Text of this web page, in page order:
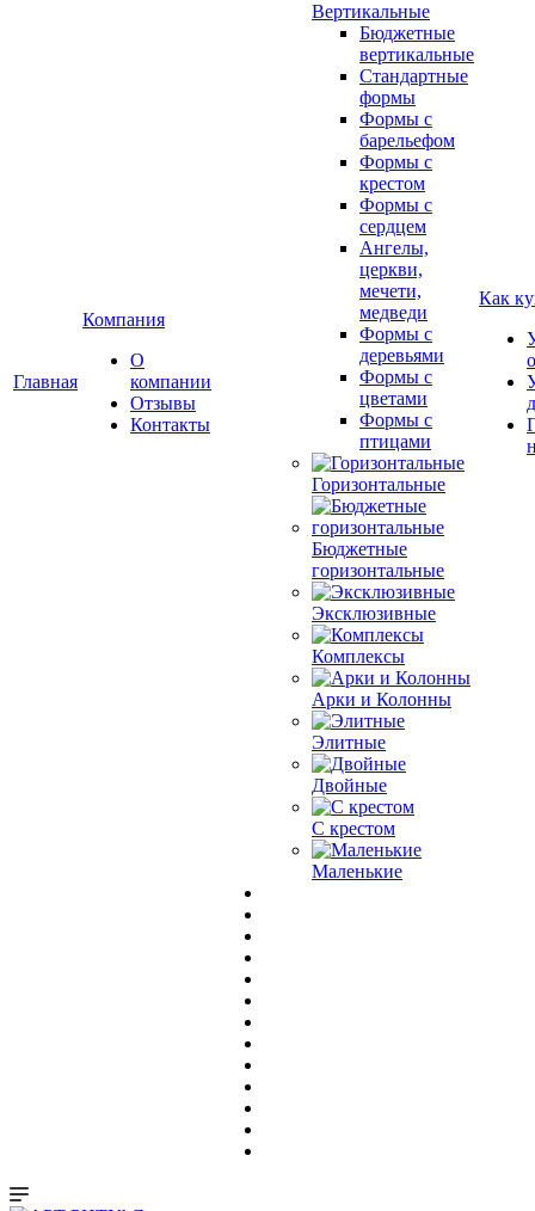
Главная
Компания
О
компании
Отзывы
Контакты
Вертикальные
Бюджетные
вертикальные
Стандартные
формы
Формы с
барельефом
Формы с
крестом
Формы с
сердцем
Ангелы,
церкви,
мечети,
медведи
Формы с
деревьями
Формы с
цветами
Формы с
птицами
Горизонтальные
Бюджетные
горизонтальные
Эксклюзивные
Комплексы
Арки и Колонны
Элитные
Двойные
С крестом
Маленькие
Как